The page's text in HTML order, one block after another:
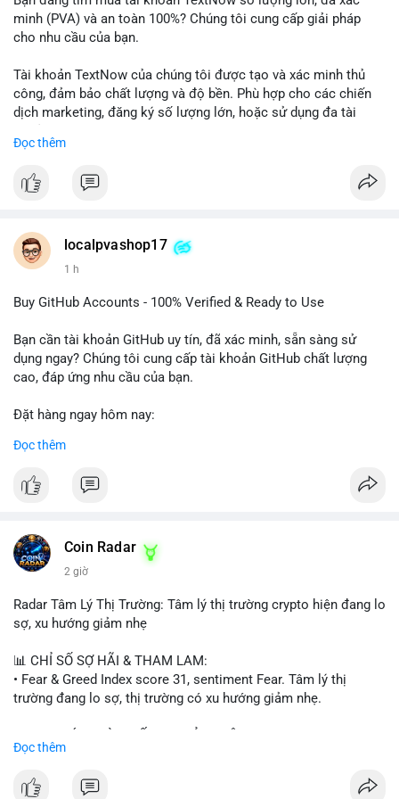
theo của số BTC này là then chốt để xác định tâm lý thị
trường.
Nhà đầu tư nhỏ lẻ nên thận trọng, tránh hành động theo cảm
xúc. Quan sát dòng tiền trong 24-48 giờ tới để xác nhận xu
hướng trước khi đưa ra quyết định vào lệnh.
#68dot0591btc
minh (PVA) và an toàn 100%? Chúng tôi cung cấp giải pháp
cho nhu cầu của bạn.
Tài khoản TextNow của chúng tôi được tạo và xác minh thủ
công, đảm bảo chất lượng và độ bền. Phù hợp cho các chiến
dịch marketing, đăng ký số lượng lớn, hoặc sử dụng đa tài
chúng tôi qua:
- Email: localpvashop@gmail.com
dịch vụ chuyên nghiệp!
#buytextnowaccounts #pva #textnow
Đọc thêm
localpvashop17
1 h
Buy GitHub Accounts - 100% Verified & Ready to Use
Bạn cần tài khoản GitHub uy tín, đã xác minh, sẵn sàng sử
dụng ngay? Chúng tôi cung cấp tài khoản GitHub chất lượng
cao, đáp ứng nhu cầu của bạn.
Đặt hàng ngay hôm nay:
✅ Phản hồi trong 24 giờ
✅ WhatsApp: +1 (66
✅ Telegram: @localpvashop
Liên hệ ngay để được tư vấn và hỗ trợ nhanh nhất!
Đọc thêm
Coin Radar
2 giờ
Radar Tâm Lý Thị Trường: Tâm lý thị trường crypto hiện đang lo
sợ, xu hướng giảm nhẹ
📊 CHỈ SỐ SỢ HÃI & THAM LAM:
• Fear & Greed Index score 31, sentiment Fear. Tâm lý thị
trường đang lo sợ, thị trường có xu hướng giảm nhẹ.
• CoinGecko trending coins: Tutorial, Pudgy Penguins, IoTeX,
• LunarCrush trending topics: Ethereum, Solana, Dogecoin,
Đọc thêm